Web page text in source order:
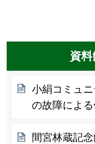
資
小絹コミュ
の故障によ
間宮林蔵記